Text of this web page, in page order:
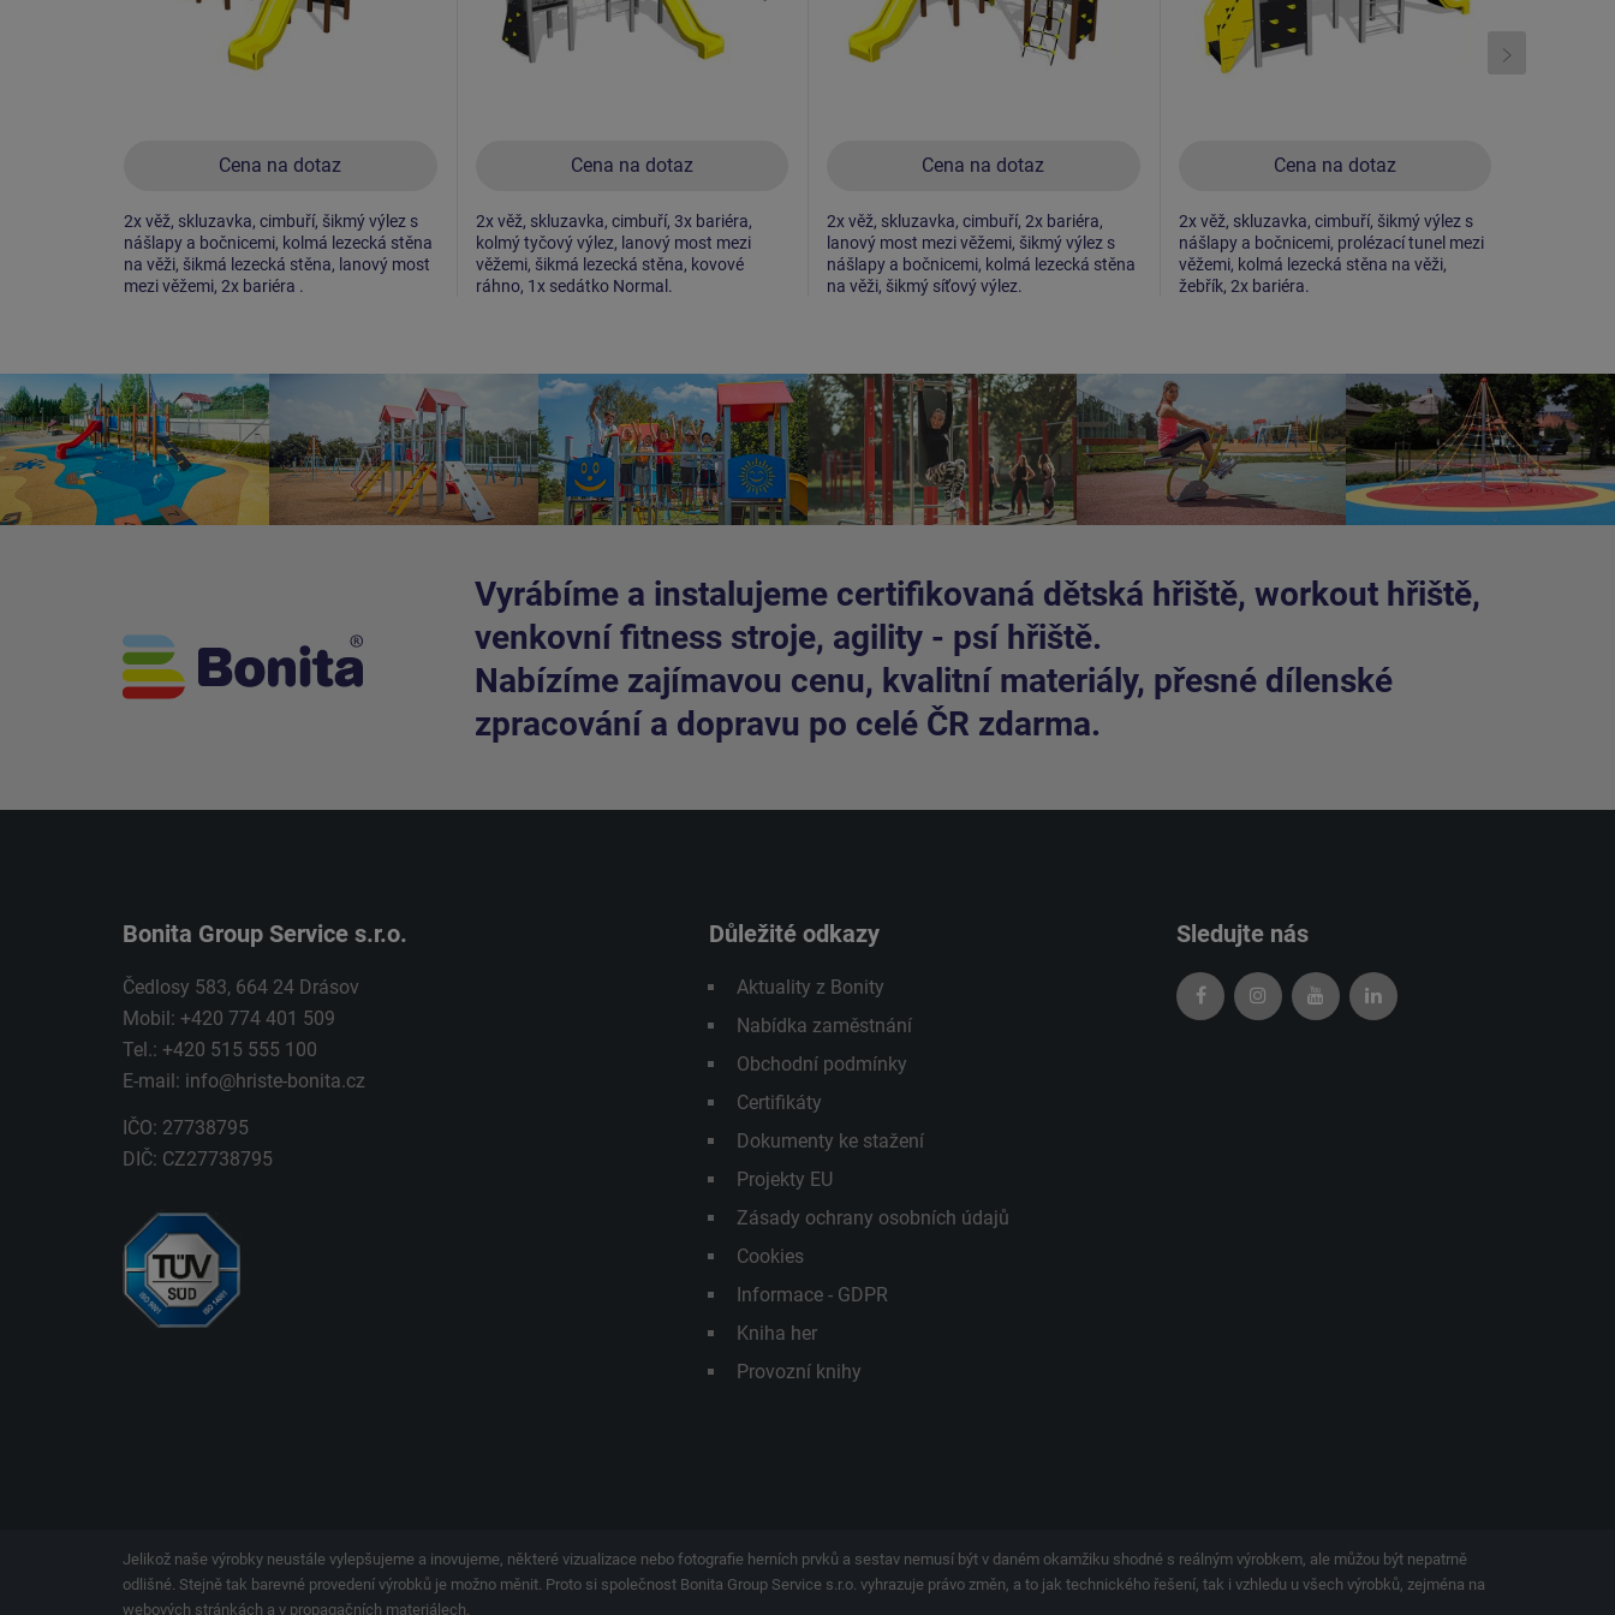
Cena na dotaz
2x věž, skluzavka, cimbuří, šikmý výlez s
nášlapy a bočnicemi, kolmá lezecká stěna
na věži, šikmá lezecká stěna, lanový most
mezi věžemi, 2x bariéra .
Cena na dotaz
2x věž, skluzavka, cimbuří, 3x bariéra,
kolmý tyčový výlez, lanový most mezi
věžemi, šikmá lezecká stěna, kovové
ráhno, 1x sedátko Normal.
Cena na dotaz
2x věž, skluzavka, cimbuří, 2x bariéra,
lanový most mezi věžemi, šikmý výlez s
nášlapy a bočnicemi, kolmá lezecká stěna
na věži, šikmý síťový výlez.
Cena na dotaz
2x věž, skluzavka, cimbuří, šikmý výlez s
nášlapy a bočnicemi, prolézací tunel mezi
věžemi, kolmá lezecká stěna na věži,
žebřík, 2x bariéra.
Vyrábíme a instalujeme certifikovaná dětská hřiště, workout hřiště,
venkovní fitness stroje, agility - psí hřiště.
Nabízíme zajímavou cenu, kvalitní materiály, přesné dílenské
zpracování a dopravu po celé ČR zdarma.
Bonita Group Service s.r.o.
Čedlosy 583, 664 24 Drásov
Mobil: +420 774 401 509
Tel.: +420 515 555 100
E-mail: info@hriste-bonita.cz
IČO: 27738795
DIČ: CZ27738795
Důležité odkazy
Aktuality z Bonity
Nabídka zaměstnání
Obchodní podmínky
Certifikáty
Dokumenty ke stažení
Projekty EU
Zásady ochrany osobních údajů
Cookies
Informace - GDPR
Kniha her
Provozní knihy
Sledujte nás
Jelikož naše výrobky neustále vylepšujeme a inovujeme, některé vizualizace nebo fotografie herních prvků a sestav nemusí být v daném okamžiku shodné s reálným výrobkem, ale můžou být nepatrně
odlišné. Stejně tak barevné provedení výrobků je možno měnit. Proto si společnost Bonita Group Service s.r.o. vyhrazuje právo změn, a to jak technického řešení, tak i vzhledu u všech výrobků, zejména na
webových stránkách a v propagačních materiálech.